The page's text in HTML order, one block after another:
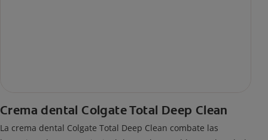
Crema dental Colgate Total Deep Clean
La crema dental Colgate Total Deep Clean combate las